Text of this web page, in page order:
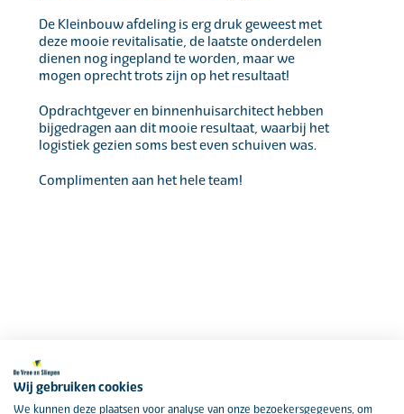
De Kleinbouw afdeling is erg druk geweest met
deze mooie revitalisatie, de laatste onderdelen
dienen nog ingepland te worden, maar we
mogen oprecht trots zijn op het resultaat!
Opdrachtgever en binnenhuisarchitect hebben
bijgedragen aan dit mooie resultaat, waarbij het
logistiek gezien soms best even schuiven was.
Complimenten aan het hele team!
Wij gebruiken cookies
We kunnen deze plaatsen voor analyse van onze bezoekersgegevens, om